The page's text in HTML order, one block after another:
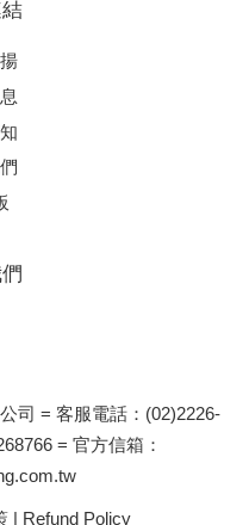
司 = 客服電話：(02)2226-
= 官方信箱：
| Refund Policy